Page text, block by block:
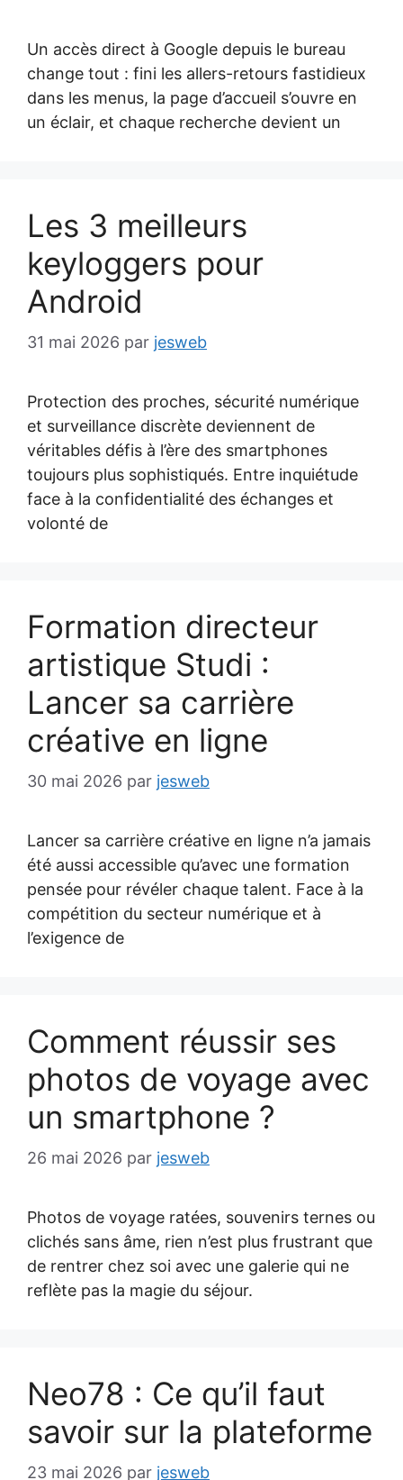
Un accès direct à Google depuis le bureau
change tout : fini les allers-retours fastidieux
dans les menus, la page d’accueil s’ouvre en
un éclair, et chaque recherche devient un
Les 3 meilleurs
keyloggers pour
Android
31 mai 2026 par jesweb
Protection des proches, sécurité numérique
et surveillance discrète deviennent de
véritables défis à l’ère des smartphones
toujours plus sophistiqués. Entre inquiétude
face à la confidentialité des échanges et
volonté de
Formation directeur
artistique Studi :
Lancer sa carrière
créative en ligne
30 mai 2026 par jesweb
Lancer sa carrière créative en ligne n’a jamais
été aussi accessible qu’avec une formation
pensée pour révéler chaque talent. Face à la
compétition du secteur numérique et à
l’exigence de
Comment réussir ses
photos de voyage avec
un smartphone ?
26 mai 2026 par jesweb
Photos de voyage ratées, souvenirs ternes ou
clichés sans âme, rien n’est plus frustrant que
de rentrer chez soi avec une galerie qui ne
reflète pas la magie du séjour.
Neo78 : Ce qu’il faut
savoir sur la plateforme
23 mai 2026 par jesweb